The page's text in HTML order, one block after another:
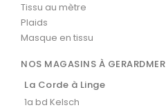
Tissu au mètre
Plaids
Masque en tissu
NOS MAGASINS À GERARDMER
La Corde à Linge
1a bd Kelsch